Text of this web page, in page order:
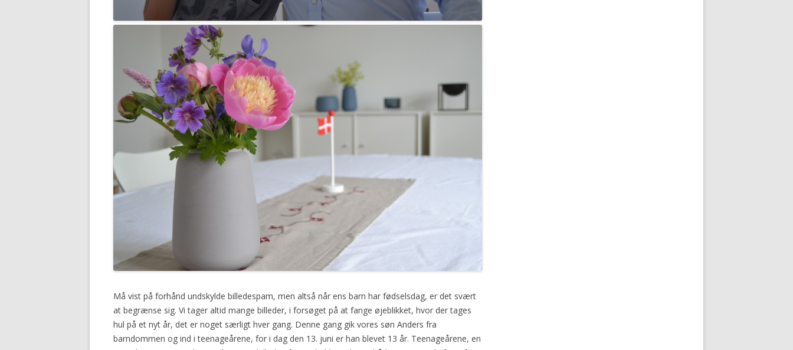
Må vist på forhånd undskylde billedespam, men altså når ens barn har fødselsdag, er det svært
at begrænse sig. Vi tager altid mange billeder, i forsøget på at fange øjeblikket, hvor der tages
hul på et nyt år, det er noget særligt hver gang. Denne gang gik vores søn Anders fra
barndommen og ind i teenageårene, for i dag den 13. juni er han blevet 13 år. Teenageårene, en